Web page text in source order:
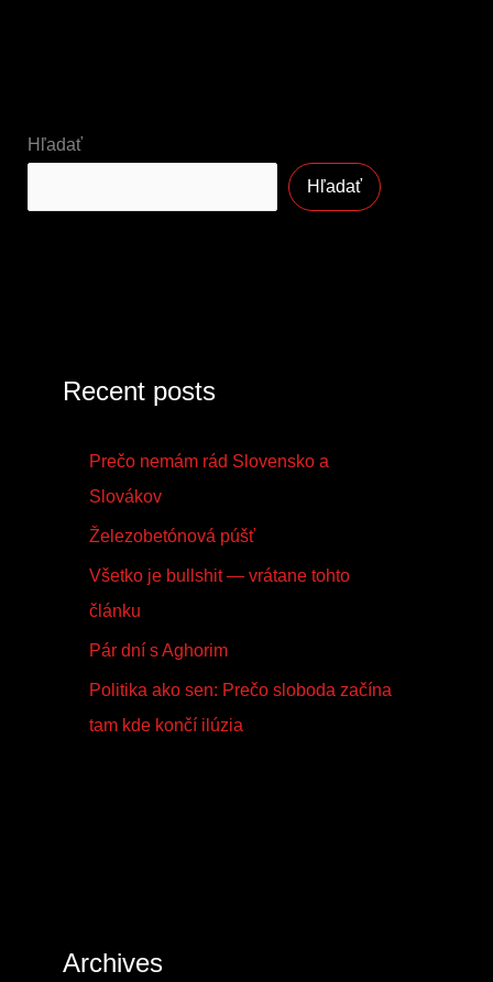
Hľadať
Hľadať
Recent posts
Prečo nemám rád Slovensko a
Slovákov
Železobetónová púšť
Všetko je bullshit — vrátane tohto
článku
Pár dní s Aghorim
Politika ako sen: Prečo sloboda začína
tam kde končí ilúzia
Archives